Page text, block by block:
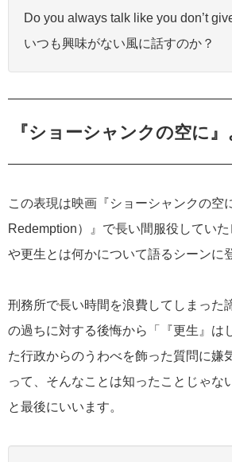
Do you always talk like you don’t
いつも興味がない風に話すのか？
『ショーシャンクの空に』
この表現は映画『ショーシャンクの空
Redemption）』で長い間服役してい
や更生とは何かについて語るシーンに
刑務所で長い時間を浪費してしまった
の過ちに対する後悔から「『更生』は
た行政からのうわべを飾った質問に嫌
って、そんなことは知ったことじゃな
と最後にいいます。